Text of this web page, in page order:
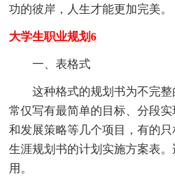
功的彼岸，人生才能更加完美。
大学生职业规划6
一、表格式
这种格式的规划书为不完整
常仅写有最简单的目标、分段
和发展策略等几个项目，有的
生涯规划书的计划实施方案表
用。